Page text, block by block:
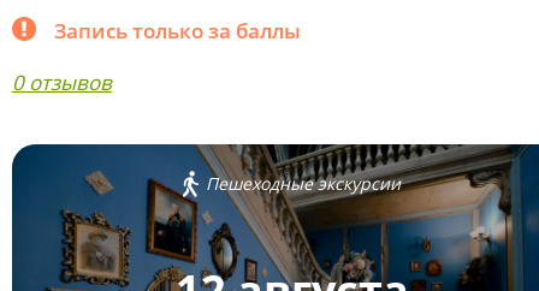
Запись только за баллы
0 отзывов
Пешеходные экскурсии